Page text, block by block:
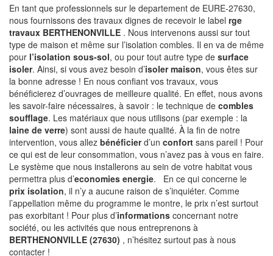
En tant que professionnels sur le departement de EURE-27630,
nous fournissons des travaux dignes de recevoir le label rge
travaux BERTHENONVILLE . Nous intervenons aussi sur tout
type de maison et même sur l’isolation combles. Il en va de même
pour l’isolation sous-sol, ou pour tout autre type de surface
isoler. Ainsi, si vous avez besoin d’isoler maison, vous êtes sur
la bonne adresse ! En nous confiant vos travaux, vous
bénéficierez d’ouvrages de meilleure qualité. En effet, nous avons
les savoir-faire nécessaires, à savoir : le technique de combles
soufflage. Les matériaux que nous utilisons (par exemple : la
laine de verre) sont aussi de haute qualité. À la fin de notre
intervention, vous allez bénéficierd’un confort sans pareil ! Pour
ce qui est de leur consommation, vous n’avez pas à vous en faire.
Le système que nous installerons au sein de votre habitat vous
permettra plus d’economies energie. En ce qui concerne le
prix isolation, il n’y a aucune raison de s’inquiéter. Comme
l’appellation même du programme le montre, le prix n’est surtout
pas exorbitant ! Pour plus d’informations concernant notre
société, ou les activités que nous entreprenons à
BERTHENONVILLE (27630) , n’hésitez surtout pas à nous
contacter !